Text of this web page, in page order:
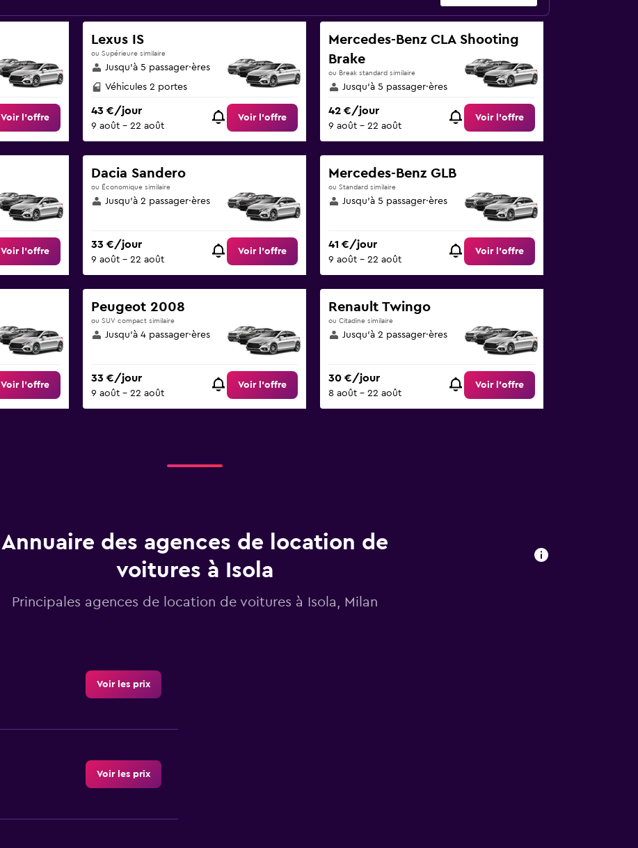
Voir l’offre
Lexus IS
ou Supérieure similaire
Jusqu’à 5 passager·ères
Véhicules 2 portes
43 €/jour
9 août - 22 août
Voir l’offre
Mercedes-Benz CLA Shooting
Brake
ou Break standard similaire
Jusqu’à 5 passager·ères
42 €/jour
9 août - 22 août
Voir l’offre
Voir l’offre
Dacia Sandero
ou Économique similaire
Jusqu’à 2 passager·ères
33 €/jour
9 août - 22 août
Voir l’offre
Mercedes-Benz GLB
ou Standard similaire
Jusqu’à 5 passager·ères
41 €/jour
9 août - 22 août
Voir l’offre
Voir l’offre
Peugeot 2008
ou SUV compact similaire
Jusqu’à 4 passager·ères
33 €/jour
9 août - 22 août
Voir l’offre
Renault Twingo
ou Citadine similaire
Jusqu’à 2 passager·ères
30 €/jour
8 août - 22 août
Voir l’offre
Annuaire des agences de location de
voitures à Isola
Principales agences de location de voitures à Isola, Milan
Voir les prix
Voir les prix